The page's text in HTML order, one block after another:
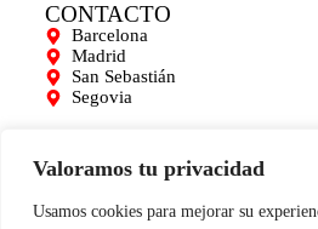
Valoramos tu privacidad
Usamos cookies para mejorar su
CONTACTO
Barcelona
Madrid
San Sebastián
Segovia
Mi cuenta
Para empresas